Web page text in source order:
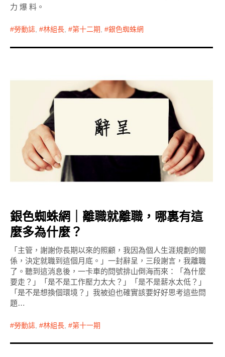
力 爆 料。
勞動誌 , 林組長 , 第十二期 , 銀色蜘蛛網
銀色蜘蛛網｜離職就離職，哪裏有這
麼多為什麼？
「主管，謝謝你長期以來的照顧，我因為個人生涯規劃的關
係，決定就職到這個月底。」一封辭呈，三段謝言，我離職
了。聽到這消息後，一卡車的問號排山倒海而來：「為什麼
要走？」「是不是工作壓力太大？」「是不是薪水太低？」
「是不是想換個環境？」我被迫也確實該要好好思考這些問
題…
勞動誌 , 林組長 , 第十一期